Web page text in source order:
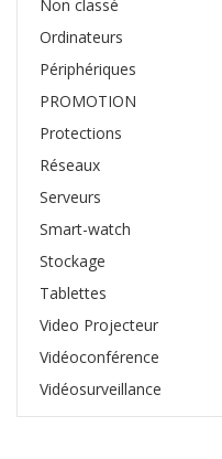
Non classé
Ordinateurs
Périphériques
PROMOTION
Protections
Réseaux
Serveurs
Smart-watch
Stockage
Tablettes
Video Projecteur
Vidéoconférence
Vidéosurveillance